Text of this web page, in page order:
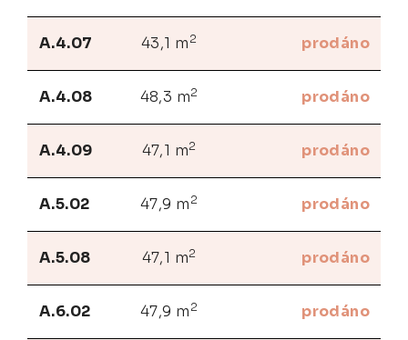
A.4.07 43,1 m 2 prodáno
A.4.08 48,3 m2 prodáno
A.4.09 47,1 m2 prodáno
A.5.02 47,9 m 2 prodáno
A.5.08 47,1 m2 prodáno
A.6.02 47,9 m 2 prodáno